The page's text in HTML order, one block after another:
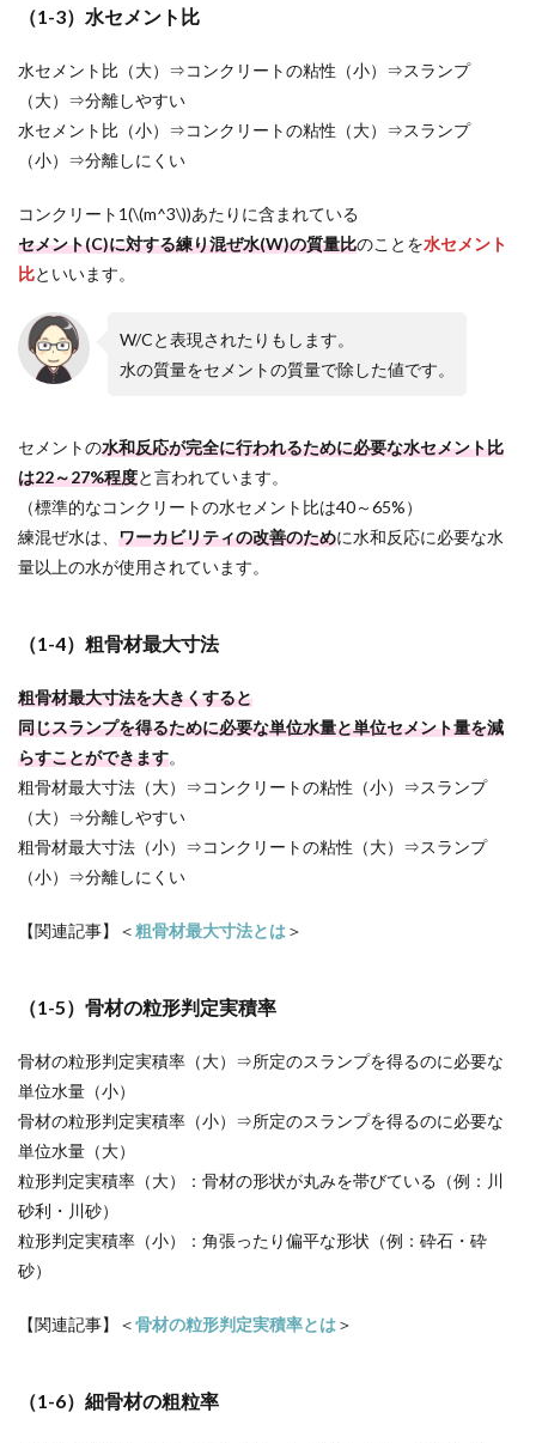
（1-3）水セメント比
水セメント比（大）⇒コンクリートの粘性（小）⇒スランプ
（大）⇒分離しやすい
水セメント比（小）⇒コンクリートの粘性（大）⇒スランプ
（小）⇒分離しにくい
コンクリート1(\(m^3\))あたりに含まれている
セメント(C)に対する練り混ぜ水(W)の質量比のことを水セメント
比といいます。
W/Cと表現されたりもします。
水の質量をセメントの質量で除した値です。
セメントの水和反応が完全に行われるために必要な水セメント比
は22～27%程度と言われています。
（標準的なコンクリートの水セメント比は40～65%）
練混ぜ水は、 ワーカビリティの改善のために水和反応に必要な水
量以上の水が使用されています。
（1-4）粗骨材最大寸法
粗骨材最大寸法を大きくすると
同じスランプを得るために必要な単位水量と単位セメント量を減
らすことができます。
粗骨材最大寸法（大）⇒コンクリートの粘性（小）⇒スランプ
（大）⇒分離しやすい
粗骨材最大寸法（小）⇒コンクリートの粘性（大）⇒スランプ
（小）⇒分離しにくい
【関連記事】＜粗骨材最大寸法とは＞
（1-5）骨材の粒形判定実積率
骨材の粒形判定実積率（大）⇒所定のスランプを得るのに必要な
単位水量（小）
骨材の粒形判定実積率（小）⇒所定のスランプを得るのに必要な
単位水量（大）
粒形判定実積率（大）：骨材の形状が丸みを帯びている（例：川
砂利・川砂）
粒形判定実積率（小）：角張ったり偏平な形状（例：砕石・砕
砂）
【関連記事】＜骨材の粒形判定実積率とは＞
（1-6）細骨材の粗粒率